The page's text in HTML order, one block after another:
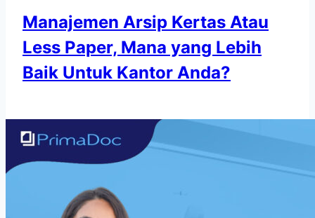
Manajemen Arsip Kertas Atau
Less Paper, Mana yang Lebih
Baik Untuk Kantor Anda?